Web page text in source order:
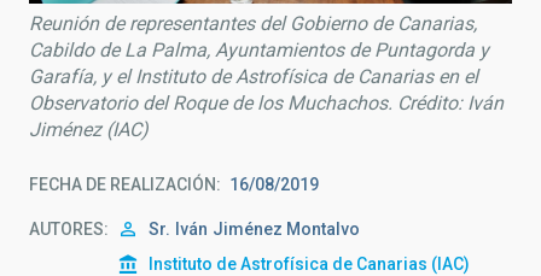
Reunión de representantes del Gobierno de Canarias,
Cabildo de La Palma, Ayuntamientos de Puntagorda y
Garafía, y el Instituto de Astrofísica de Canarias en el
Observatorio del Roque de los Muchachos. Crédito: Iván
Jiménez (IAC)
FECHA DE REALIZACIÓN 16/08/2019
AUTORES Sr. Iván Jiménez Montalvo
Instituto de Astrofísica de Canarias (IAC)